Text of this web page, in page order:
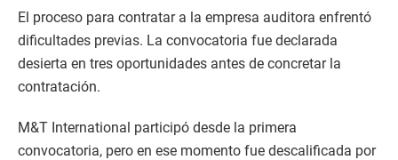
El proceso para contratar a la empresa auditora enfrentó
dificultades previas. La convocatoria fue declarada
desierta en tres oportunidades antes de concretar la
contratación.
M&T International participó desde la primera
convocatoria, pero en ese momento fue descalificada por